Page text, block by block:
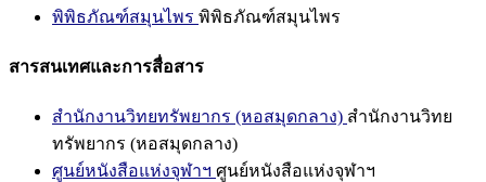
พิพิธภัณฑ์สมุนไพร พิพิธภัณฑ์สมุนไพร
สารสนเทศและการสื่อสาร
สำนักงานวิทยทรัพยากร (หอสมุดกลาง) สำนักงานวิทย
ทรัพยากร (หอสมุดกลาง)
ศูนย์หนังสือแห่งจุฬาฯ ศูนย์หนังสือแห่งจุฬาฯ